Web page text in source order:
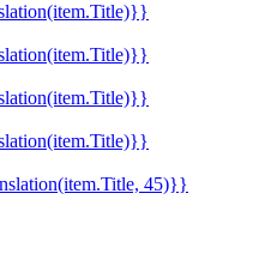
45)}}